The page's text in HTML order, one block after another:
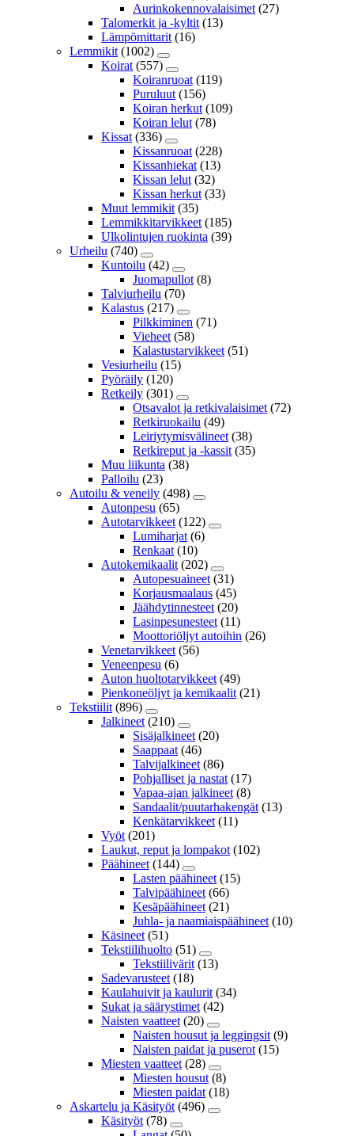
Aurinkokennovalaisimet (27)
Talomerkit ja -kyltit (13)
Lämpömittarit (16)
Lemmikit (1002)
Koirat (557)
Koiranruoat (119)
Puruluut (156)
Koiran herkut (109)
Koiran lelut (78)
Kissat (336)
Kissanruoat (228)
Kissanhiekat (13)
Kissan lelut (32)
Kissan herkut (33)
Muut lemmikit (35)
Lemmikkitarvikkeet (185)
Ulkolintujen ruokinta (39)
Urheilu (740)
Kuntoilu (42)
Juomapullot (8)
Talviurheilu (70)
Kalastus (217)
Pilkkiminen (71)
Vieheet (58)
Kalastustarvikkeet (51)
Vesiurheilu (15)
Pyöräily (120)
Retkeily (301)
Otsavalot ja retkivalaisimet (72)
Retkiruokailu (49)
Leiriytymisvälineet (38)
Retkireput ja -kassit (35)
Muu liikunta (38)
Palloilu (23)
Autoilu & veneily (498)
Autonpesu (65)
Autotarvikkeet (122)
Lumiharjat (6)
Renkaat (10)
Autokemikaalit (202)
Autopesuaineet (31)
Korjausmaalaus (45)
Jäähdytinnesteet (20)
Lasinpesunesteet (11)
Moottoriöljyt autoihin (26)
Venetarvikkeet (56)
Veneenpesu (6)
Auton huoltotarvikkeet (49)
Pienkoneöljyt ja kemikaalit (21)
Tekstiilit (896)
Jalkineet (210)
Sisäjalkineet (20)
Saappaat (46)
Talvijalkineet (86)
Pohjalliset ja nastat (17)
Vapaa-ajan jalkineet (8)
Sandaalit/puutarhakengät (13)
Kenkätarvikkeet (11)
Vyöt (201)
Laukut, reput ja lompakot (102)
Päähineet (144)
Lasten päähineet (15)
Talvipäähineet (66)
Kesäpäähineet (21)
Juhla- ja naamiaispäähineet (10)
Käsineet (51)
Tekstiilihuolto (51)
Tekstiilivärit (13)
Sadevarusteet (18)
Kaulahuivit ja kaulurit (34)
Sukat ja säärystimet (42)
Naisten vaatteet (20)
Naisten housut ja leggingsit (9)
Naisten paidat ja puserot (15)
Miesten vaatteet (28)
Miesten housut (8)
Miesten paidat (18)
Askartelu ja Käsityöt (496)
Käsityöt (78)